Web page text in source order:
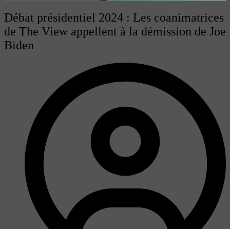
Débat présidentiel 2024 : Les coanimatrices
de The View appellent à la démission de Joe
Biden